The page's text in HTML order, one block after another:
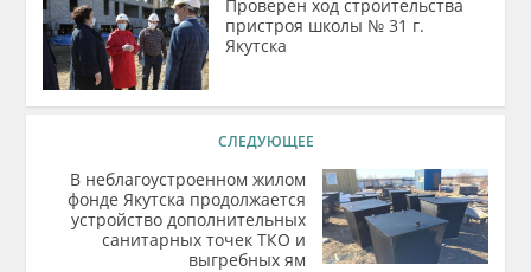
Проверен ход строительства
пристроя школы № 31 г.
Якутска
СЛЕДУЮЩЕЕ
В неблагоустроенном жилом
фонде Якутска продолжается
устройство дополнительных
санитарных точек ТКО и
выгребных ям